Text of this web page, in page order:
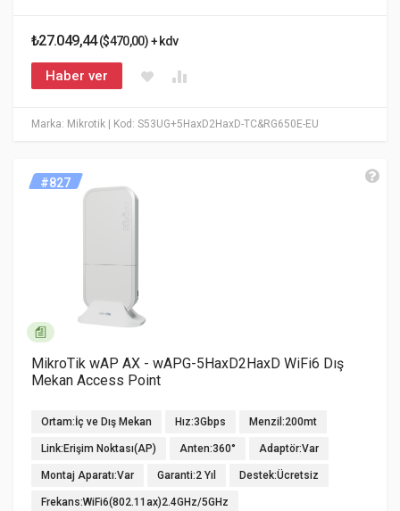
Marka: Mikrotik | Kod: S53UG+5HaxD2HaxD-TC&RG650E-EU
₺27.049,44($470,00) + kdv
Haber ver
#827
MikroTik wAP AX - wAPG-5HaxD2HaxD WiFi6 Dış
Mekan Access Point
Ortam:İç ve Dış Mekan Hız:3Gbps Menzil:200mt
Link:Erişim Noktası(AP) Anten:360° Adaptör:Var
Montaj Aparatı:Var Garanti:2 Yıl Destek:Ücretsiz
Frekans:WiFi6(802.11ax)2.4GHz/5GHz